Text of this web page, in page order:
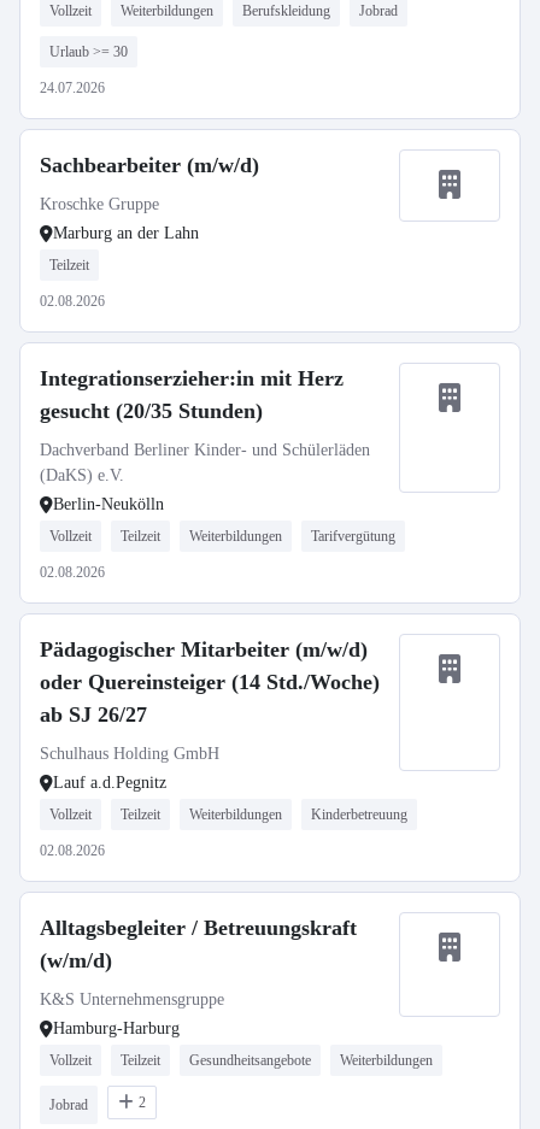
Vollzeit Weiterbildungen Berufskleidung Jobrad
Urlaub >= 30
24.07.2026
Sachbearbeiter (m/w/d)
Kroschke Gruppe
Marburg an der Lahn
Teilzeit
02.08.2026
Integrationserzieher:in mit Herz
gesucht (20/35 Stunden)
Dachverband Berliner Kinder- und Schülerläden
(DaKS) e.V.
Berlin-Neukölln
Vollzeit Teilzeit Weiterbildungen Tarifvergütung
02.08.2026
Pädagogischer Mitarbeiter (m/w/d)
oder Quereinsteiger (14 Std./Woche)
ab SJ 26/27
Schulhaus Holding GmbH
Lauf a.d.Pegnitz
Vollzeit Teilzeit Weiterbildungen Kinderbetreuung
02.08.2026
Alltagsbegleiter / Betreuungskraft
(w/m/d)
K&S Unternehmensgruppe
Hamburg-Harburg
Vollzeit Teilzeit Gesundheitsangebote Weiterbildungen
Jobrad 2